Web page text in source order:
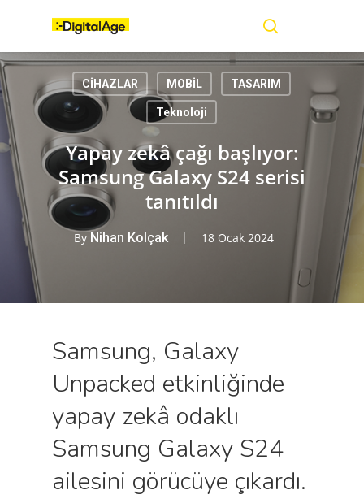
content
CİHAZLAR MOBİL TASARIM
Teknoloji
Yapay zekâ çağı başlıyor:
Samsung Galaxy S24 serisi
tanıtıldı
By Nihan Kolçak 18 Ocak 2024
Samsung, Galaxy
Unpacked etkinliğinde
yapay zekâ odaklı
Samsung Galaxy S24
ailesini görücüye çıkardı.